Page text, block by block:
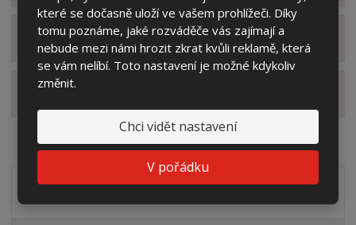
které se dočasně uloží ve vašem prohlížeči. Díky
tomu poznáme, jaké rozváděče vás zajímají a
nebude mezi námi hrozit zkrat kvůli reklamě, která
se vám nelíbí. Toto nastavení je možné kdykoliv
změnit.
Chci vidět nastavení
V pořádku
Zobrazit hodnocení produktu